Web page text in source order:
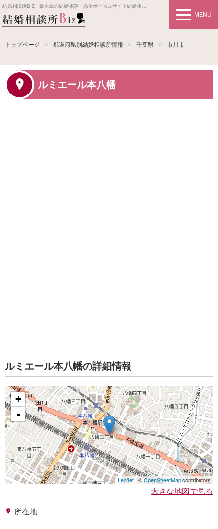
結婚相談所BIZ 最大級の結婚相談・婚活ポータルサイト結婚相談所事業者情報や婚活お見合いの悩み、対策を紹介します。
MENU
トップページ 都道府県別結婚相談所情報 千葉県 市川市
ルミエール本八幡
ルミエール本八幡の詳細情報
+
-
Leaflet| ©OpenStreetMapcontributors
大きな地図で見る
place 所在地